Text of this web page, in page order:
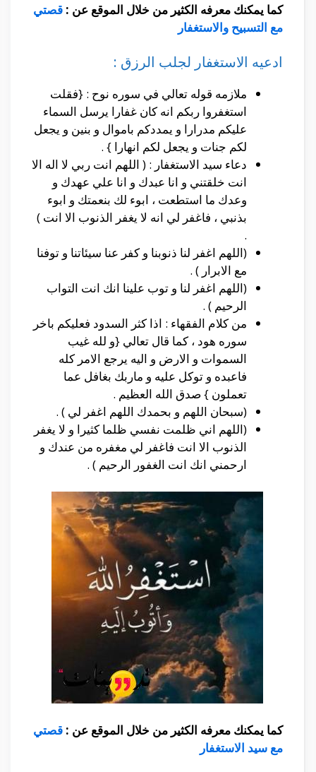
كما يمكنك معرفه الكثير من خلال الموقع عن : قصتي
مع التسبيح والاستغفار
ادعيه الاستغفار لجلب الرزق :
ملازمه قوله تعالي في سوره نوح : {فقلت
استغفروا ربكم انه كان غفارا يرسل السماء
عليكم مدرارا و يمددكم باموال و بنين و يجعل
لكم جنات و يجعل لكم انهارا } .
دعاء سيد الاستغفار : ( اللهم انت ربي لا اله الا
انت خلقتني و انا عبدك و انا علي عهدك و
وعدك ما استطعت ، ابوء لك بنعمتك و ابوء
بذنبي ، فاغفر لي انه لا يغفر الذنوب الا انت )
.
(اللهم اغفر لنا ذنوبنا و كفر عنا سيئاتنا و توفنا
مع الابرار ) .
(اللهم اغفر لنا و توب علينا انك انت التواب
الرحيم ) .
من كلام الفقهاء : اذا كثر السدود فعليكم باخر
سوره هود ، كما قال تعالي {و لله غيب
السموات و الارض و اليه يرجع الامر كله
فاعبده و توكل عليه و ماربك بغافل عما
تعملون } صدق الله العظيم .
(سبحان اللهم و بحمدك اللهم اغفر لي ) .
(اللهم اني ظلمت نفسي ظلما كثيرا و لا يغفر
الذنوب الا انت فاغفر لي مغفره من عندك و
ارحمني انك انت الغفور الرحيم ) .
كما يمكنك معرفه الكثير من خلال الموقع عن : قصتي
مع سيد الاستغفار